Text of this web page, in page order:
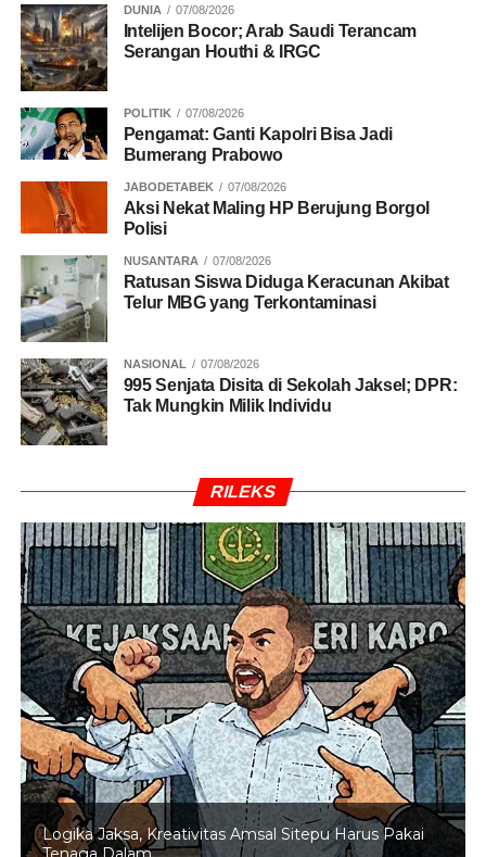
DUNIA 07/08/2026
Intelijen Bocor; Arab Saudi Terancam
Serangan Houthi & IRGC
POLITIK 07/08/2026
Pengamat: Ganti Kapolri Bisa Jadi
Bumerang Prabowo
JABODETABEK 07/08/2026
Aksi Nekat Maling HP Berujung Borgol
Polisi
NUSANTARA 07/08/2026
Ratusan Siswa Diduga Keracunan Akibat
Telur MBG yang Terkontaminasi
NASIONAL 07/08/2026
995 Senjata Disita di Sekolah Jaksel; DPR:
Tak Mungkin Milik Individu
RILEKS
Logika Jaksa, Kreativitas Amsal Sitepu Harus Pakai